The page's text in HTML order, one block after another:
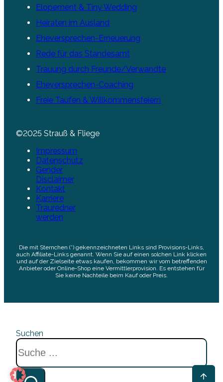
Elopement & Tiny Wedding
Heiraten im Ausland
Eheversprechen-Erneuerung
Rede für das Standesamt
Trauung durch Freunde/Verwandte
Eheversprechen-Coaching
Freie Taufen & Willkommensfeiern
©2025 Strauß & Fliege
Impressum
Datenschutz
Gender
Disclaimer
Kontakt
Karriere
Trauredner
werden
Die mit Sternchen (*) gekennzeichneten Links sind Provisions-Links,
auch Affiliate-Links genannt. Wenn Sie auf einen solchen Link klicken
und auf der Zielseite etwas kaufen, bekommen wir vom betreffenden
Anbieter oder Online-Shop eine Vermittlerprovision. Es entstehen für
Sie keine Nachteile beim Kauf oder Preis.
Suchen